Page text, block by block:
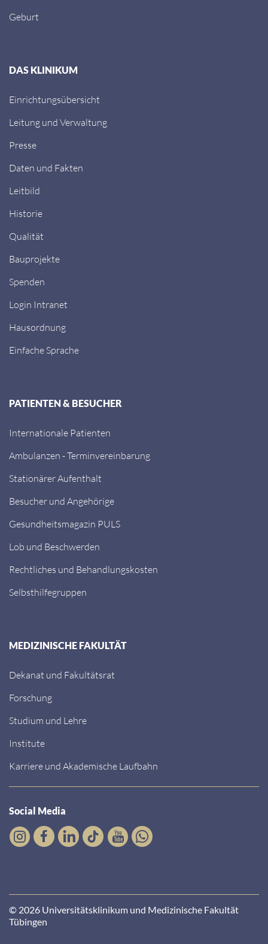
Geburt
DAS KLINIKUM
Einrichtungsübersicht
Leitung und Verwaltung
Presse
Daten und Fakten
Leitbild
Historie
Qualität
Bauprojekte
Spenden
Login Intranet
Hausordnung
Einfache Sprache
PATIENTEN & BESUCHER
Internationale Patienten
Ambulanzen - Terminvereinbarung
Stationärer Aufenthalt
Besucher und Angehörige
Gesundheitsmagazin PULS
Lob und Beschwerden
Rechtliches und Behandlungskosten
Selbsthilfegruppen
MEDIZINISCHE FAKULTÄT
Dekanat und Fakultätsrat
Forschung
Studium und Lehre
Institute
Karriere und Akademische Laufbahn
Social Media
© 2026 Universitätsklinikum und Medizinische Fakultät
Tübingen